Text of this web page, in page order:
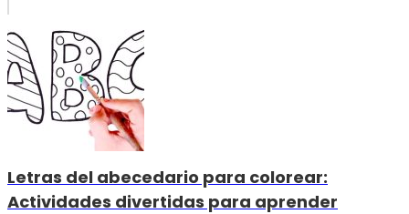
Letras del abecedario para colorear:
Actividades divertidas para aprender